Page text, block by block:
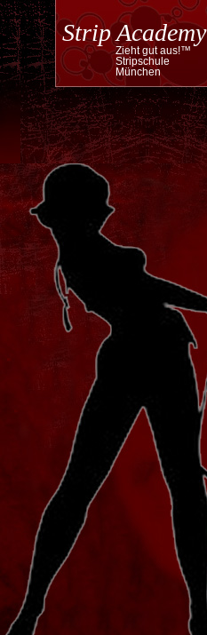
Strip Academy
Zieht gut aus!™
Stripschule
München
Powered by Translate